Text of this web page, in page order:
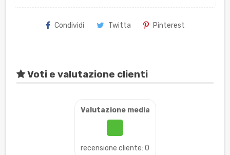
Condividi Twitta Pinterest
Voti e valutazione clienti
Valutazione media
recensione cliente: 0